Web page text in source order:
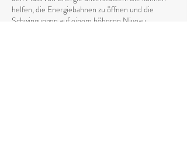
helfen, die Energiebahnen zu öffnen und die
Schwingungen auf einem höheren Niveau